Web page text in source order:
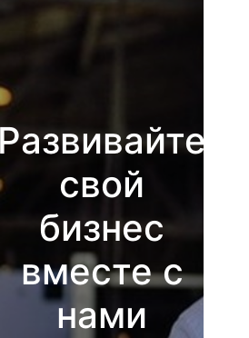
свой
бизнес
вместе с
нами